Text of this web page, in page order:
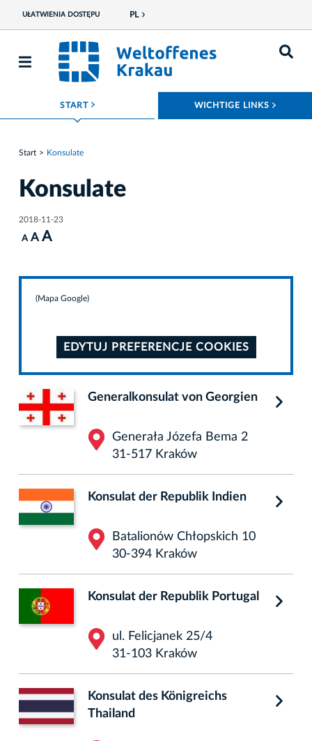
UŁATWIENIA DOSTĘPU PL
START ROZWIŃ MENU WICHTIGE LINKS
Start Konsulate
Konsulate
2018-11-23
A A A
(Mapa Google)
EDYTUJ PREFERENCJE COOKIES
Generalkonsulat von Georgien
Generała Józefa Bema 2
31-517 Kraków
Konsulat der Republik Indien
Batalionów Chłopskich 10
30-394 Kraków
Konsulat der Republik Portugal
ul. Felicjanek 25/4
31-103 Kraków
Konsulat des Königreichs
Thailand